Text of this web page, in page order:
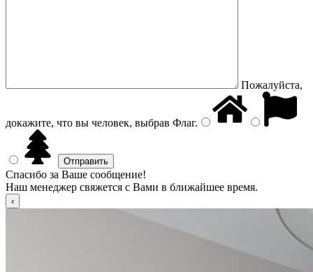
Пожалуйста,
докажите, что вы человек, выбрав Флаг.
Спасибо за Ваше сообщение!
Наш менеджер свяжется с Вами в ближайшее время.